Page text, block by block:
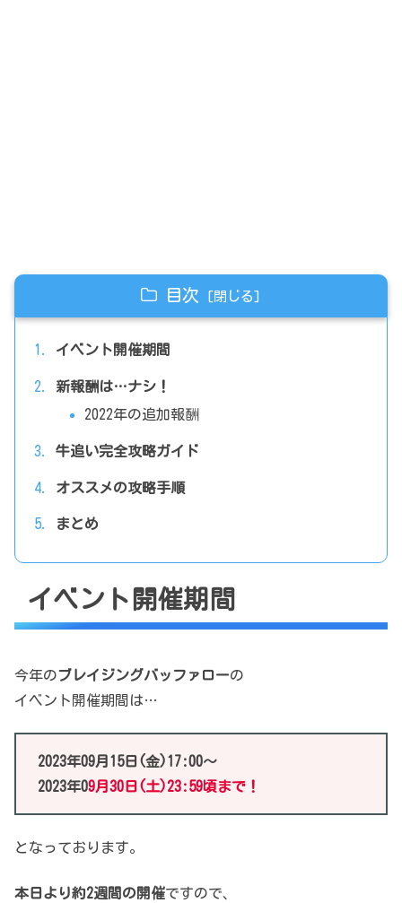
目次
イベント開催期間
新報酬は…ナシ！
2022年の追加報酬
牛追い完全攻略ガイド
オススメの攻略手順
まとめ
イベント開催期間
今年のブレイジングバッファローの
イベント開催期間は…
2023年09月15日(金)17:00～
2023年09月30日(土)23:59頃まで！
となっております。
本日より約2週間の開催ですので、